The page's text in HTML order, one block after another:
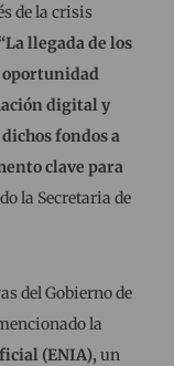
de la crisis
llegada de los
oportunidad
digital y
fondos a
clave para
la Secretaria de
del Gobierno de
la
(ENIA), un